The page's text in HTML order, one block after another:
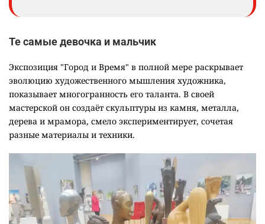
Те самые девочка и мальчик
Экспозиция "Город и Время" в полной мере раскрывает
эволюцию художественного мышления художника,
показывает многогранность его таланта. В своей
мастерской он создаёт скульптуры из камня, металла,
дерева и мрамора, смело экспериментирует, сочетая
разные материалы и техники.